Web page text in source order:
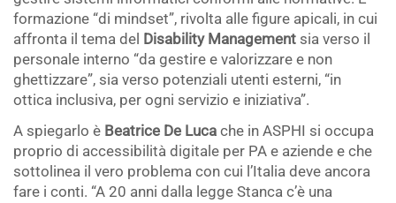
formazione “di mindset”, rivolta alle figure apicali, in cui
affronta il tema del Disability Management sia verso il
personale interno “da gestire e valorizzare e non
ghettizzare”, sia verso potenziali utenti esterni, “in
ottica inclusiva, per ogni servizio e iniziativa”.
A spiegarlo è Beatrice De Luca che in ASPHI si occupa
proprio di accessibilità digitale per PA e aziende e che
sottolinea il vero problema con cui l’Italia deve ancora
fare i conti. “A 20 anni dalla legge Stanca c’è una